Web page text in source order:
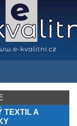
TEXTIL A